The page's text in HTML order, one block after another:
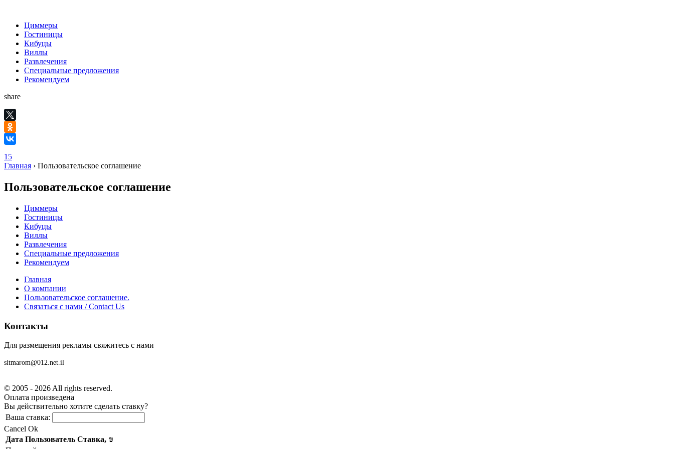
Циммеры
Гостиницы
Кибуцы
Виллы
Развлечения
Специальные предложения
Рекомендуем
share
15
Главная › Пользовательское соглашение
Пользовательское соглашение
Циммеры
Гостиницы
Кибуцы
Виллы
Развлечения
Специальные предложения
Рекомендуем
Главная
О компании
Пользовательское соглашение.
Связаться с нами / Contact Us
Контакты
Для размещения рекламы свяжитесь с нами
sitmarom@012.net.il
© 2005 - 2026 All rights reserved.
Оплата произведена
Вы действительно хотите сделать ставку?
Ваша ставка:
Cancel Ok
Дата Пользователь Ставка, ₪